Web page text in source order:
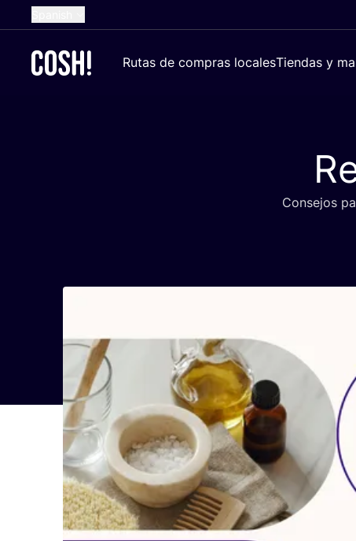
Dutch
Rutas de compras localesTiendas y
Con­se­jos